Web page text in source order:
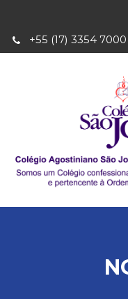
+55 (17) 3354 7000